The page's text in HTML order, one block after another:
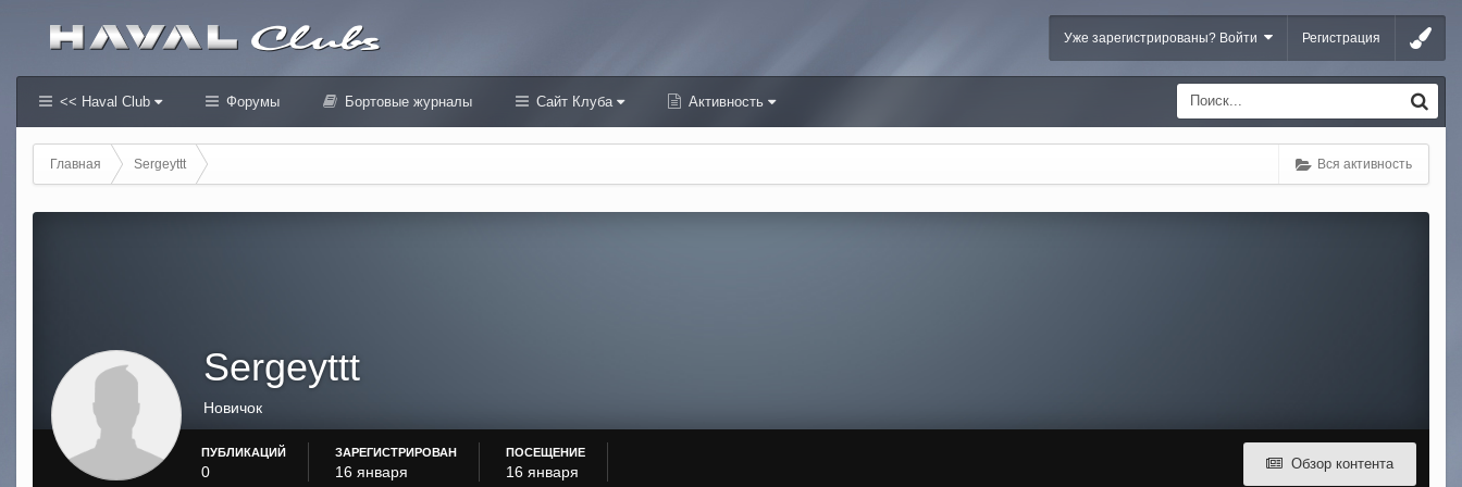
Уже зарегистрированы? Войти Регистрация
<< Haval Club Форумы Бортовые журналы Сайт Клуба Активность
Вся активность
Главная Sergeyttt
Sergeyttt
Новичок
Обзор контента
ПУБЛИКАЦИЙ
0
ЗАРЕГИСТРИРОВАН
16 января
ПОСЕЩЕНИЕ
16 января